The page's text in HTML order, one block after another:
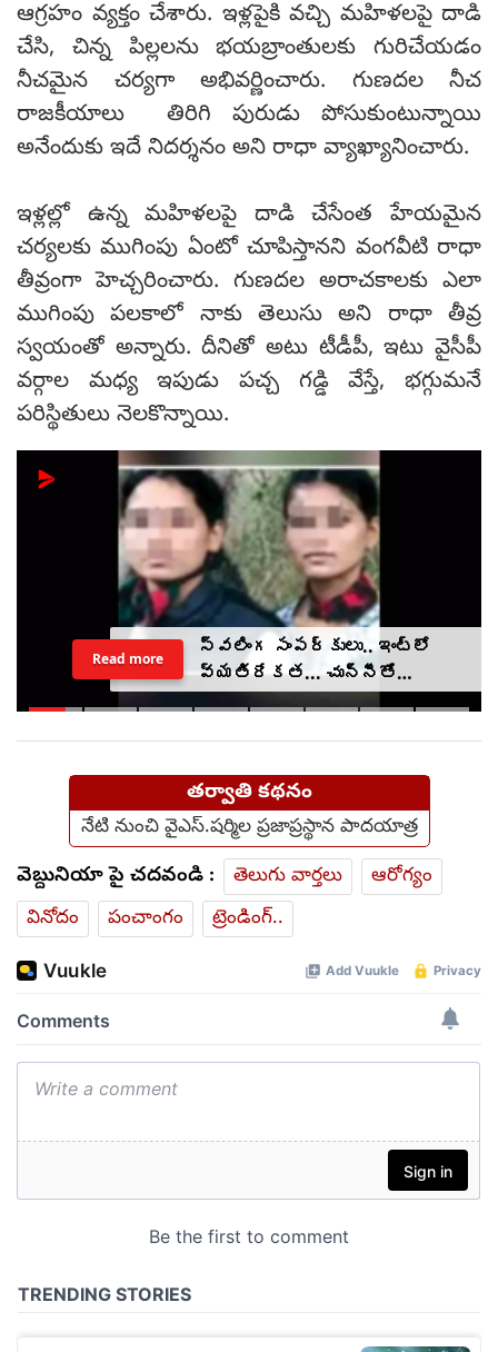
ఆగ్రహం వ్యక్తం చేశారు. ఇళ్లపైకి వచ్చి మహిళలపై దాడి
చేసి, చిన్న పిల్లలను భయబ్రాంతులకు గురిచేయడం
నీచమైన చర్యగా అభివ‌ర్ణించారు. గుణదల నీచ
రాజకీయాలు తిరిగి పురుడు పోసుకుంటున్నాయి
అనేందుకు ఇదే నిదర్శనం అని రాధా వ్యాఖ్యానించారు.
ఇళ్లల్లో ఉన్న మహిళలపై దాడి చేసేంత హేయమైన
చర్యలకు ముగింపు ఏంటో చూపిస్తాన‌ని వంగ‌వీటి రాధా
తీవ్రంగా హెచ్చ‌రించారు. గుణదల అరాచకాలకు ఎలా
ముగింపు పలకాలో నాకు తెలుసు అని రాధా తీవ్ర
స్వ‌యంతో అన్నారు. దీనితో అటు టీడీపీ, ఇటు వైసీపీ
వ‌ర్గాల మ‌ధ్య ఇపుడు ప‌చ్చ గ‌డ్డి వేస్తే, భ‌గ్గుమ‌నే
ప‌రిస్థితులు నెల‌కొన్నాయి.
స్వలింగ సంపర్కులు.. ఇంట్లో
వ్యతిరేకత... చున్నీతో
ఉరేసుకుని ఆత్మహత్య
Read more
తర్వాతి కథనం
నేటి నుంచి వైఎస్.షర్మిల ప్రజాప్రస్థాన పాదయాత్ర
వెబ్దునియా పై చదవండి : తెలుగు వార్తలు
ఆరోగ్యం
వినోదం
పంచాంగం ట్రెండింగ్..